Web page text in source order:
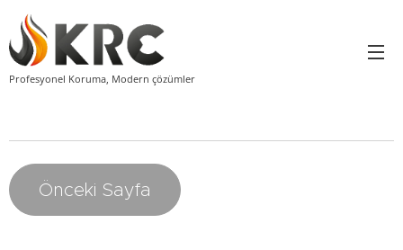
Profesyonel Koruma, Modern çözümler
Önceki Sayfa